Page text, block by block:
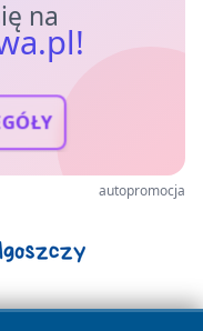
na
autopromocja